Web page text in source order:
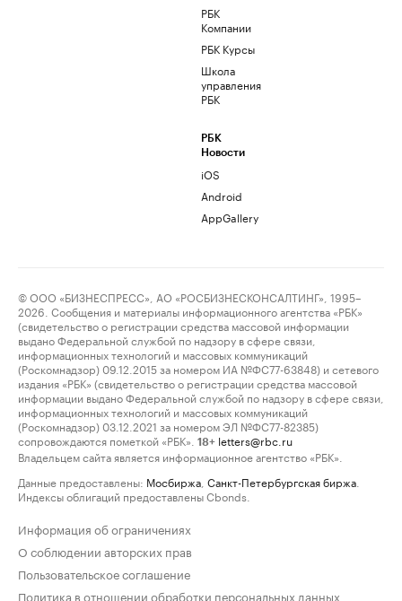
РБК
Компании
РБК Курсы
Школа
управления
РБК
РБК
Новости
iOS
Android
AppGallery
© ООО «БИЗНЕСПРЕСС», АО «РОСБИЗНЕСКОНСАЛТИНГ», 1995–
2026. Сообщения и материалы информационного агентства «РБК»
(свидетельство о регистрации средства массовой информации
выдано Федеральной службой по надзору в сфере связи,
информационных технологий и массовых коммуникаций
(Роскомнадзор) 09.12.2015 за номером ИА №ФС77-63848) и сетевого
издания «РБК» (свидетельство о регистрации средства массовой
информации выдано Федеральной службой по надзору в сфере связи,
информационных технологий и массовых коммуникаций
(Роскомнадзор) 03.12.2021 за номером ЭЛ №ФС77-82385)
сопровождаются пометкой «РБК».
18+ letters@rbc.ru
Владельцем сайта является информационное агентство «РБК».
Данные предоставлены: Мосбиржа Санкт-Петербургская биржа
Индексы облигаций предоставлены Cbonds.
Информация об ограничениях
О соблюдении авторских прав
Пользовательское соглашение
Политика в отношении обработки персональных данных